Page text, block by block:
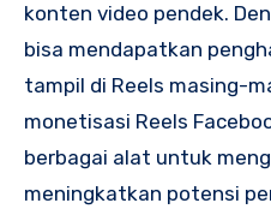
konten video pendek.
bisa mendapatkan
tampil di Reels masing-
monetisasi Reels
berbagai alat untuk
meningkatkan potensi